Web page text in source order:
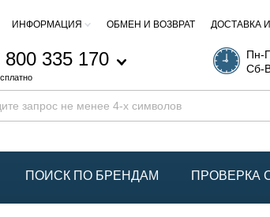
ИНФОРМАЦИЯ ОБМЕН И ВОЗВРАТ ДОСТАВКА
800 335 170
Пн-
Сб-
ПОИСК ПО БРЕНДАМ ПРОВЕРКА